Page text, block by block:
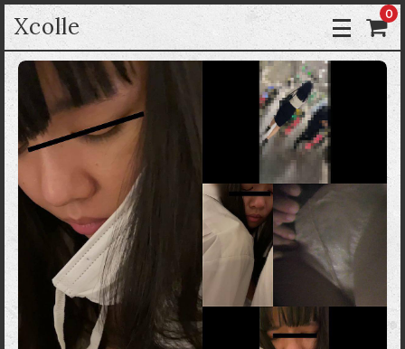
Xcolle 0